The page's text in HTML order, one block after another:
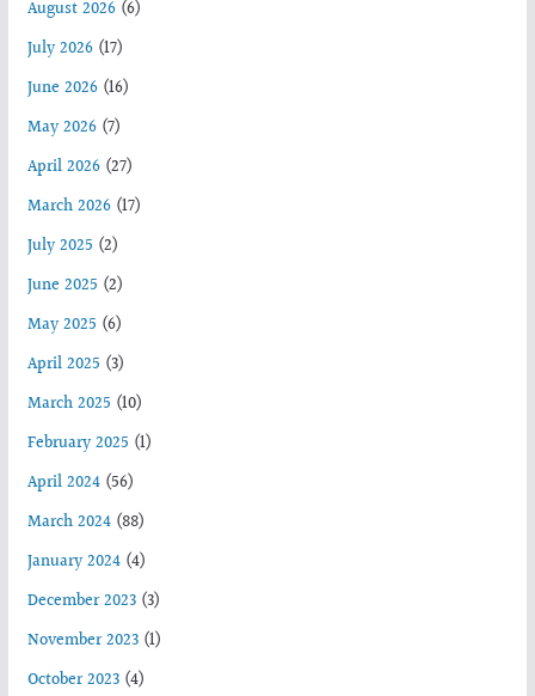
August 2026(6)
July 2026(17)
June 2026(16)
May 2026(7)
April 2026(27)
March 2026(17)
July 2025 (2)
June 2025 (2)
May 2025 (6)
April 2025 (3)
March 2025 (10)
February 2025 (1)
April 2024(56)
March 2024(88)
January 2024(4)
December 2023(3)
November 2023(1)
October 2023(4)